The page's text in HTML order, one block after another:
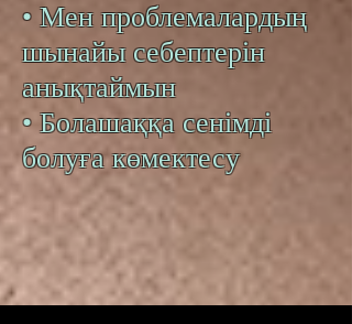
• Мен проблемалардың
шынайы себептерін
анықтаймын
• Болашаққа сенімді
болуға көмектесу